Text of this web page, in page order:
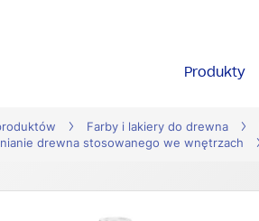
Produkty
Farby i lakiery do drewna
drewna stosowanego we wnętrzach